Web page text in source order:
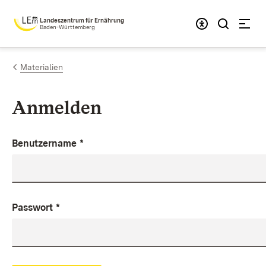
Zum Inhalt springen
Landeszentrum für Ernährung
Baden-Württemberg
Materialien
Anmelden
Benutzername *
Passwort *